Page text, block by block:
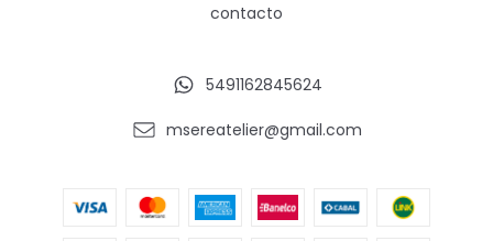
contacto
5491162845624
msereatelier@gmail.com